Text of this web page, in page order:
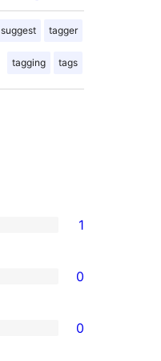
suggest tagger
tagging tags
1
0
0